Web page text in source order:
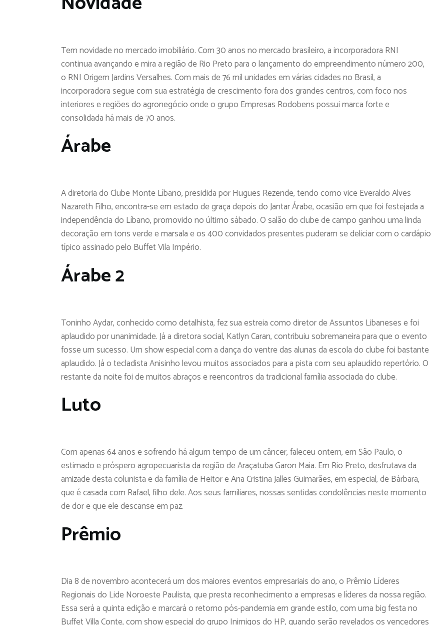
Tem novidade no mercado imobiliário. Com 30 anos no mercado brasileiro, a incorporadora RNI
continua avançando e mira a região de Rio Preto para o lançamento do empreendimento número 200,
o RNI Origem Jardins Versalhes. Com mais de 76 mil unidades em várias cidades no Brasil, a
incorporadora segue com sua estratégia de crescimento fora dos grandes centros, com foco nos
interiores e regiões do agronegócio onde o grupo Empresas Rodobens possui marca forte e
consolidada há mais de 70 anos.
Árabe
A diretoria do Clube Monte Líbano, presidida por Hugues Rezende, tendo como vice Everaldo Alves
Nazareth Filho, encontra-se em estado de graça depois do Jantar Árabe, ocasião em que foi festejada a
independência do Líbano, promovido no último sábado. O salão do clube de campo ganhou uma linda
decoração em tons verde e marsala e os 400 convidados presentes puderam se deliciar com o cardápio
típico assinado pelo Buffet Vila Império.
Árabe 2
Toninho Aydar, conhecido como detalhista, fez sua estreia como diretor de Assuntos Libaneses e foi
aplaudido por unanimidade. Já a diretora social, Katlyn Caran, contribuiu sobremaneira para que o evento
fosse um sucesso. Um show especial com a dança do ventre das alunas da escola do clube foi bastante
aplaudido. Já o tecladista Anisinho levou muitos associados para a pista com seu aplaudido repertório. O
restante da noite foi de muitos abraços e reencontros da tradicional família associada do clube.
Luto
Com apenas 64 anos e sofrendo há algum tempo de um câncer, faleceu ontem, em São Paulo, o
estimado e próspero agropecuarista da região de Araçatuba Garon Maia. Em Rio Preto, desfrutava da
amizade desta colunista e da família de Heitor e Ana Cristina Jalles Guimarães, em especial, de Bárbara,
que é casada com Rafael, filho dele. Aos seus familiares, nossas sentidas condolências neste momento
de dor e que ele descanse em paz.
Prêmio
Dia 8 de novembro acontecerá um dos maiores eventos empresariais do ano, o Prêmio Líderes
Regionais do Lide Noroeste Paulista, que presta reconhecimento a empresas e líderes da nossa região.
Essa será a quinta edição e marcará o retorno pós-pandemia em grande estilo, com uma big festa no
Buffet Villa Conte, com show especial do grupo Inimigos do HP, quando serão revelados os vencedores